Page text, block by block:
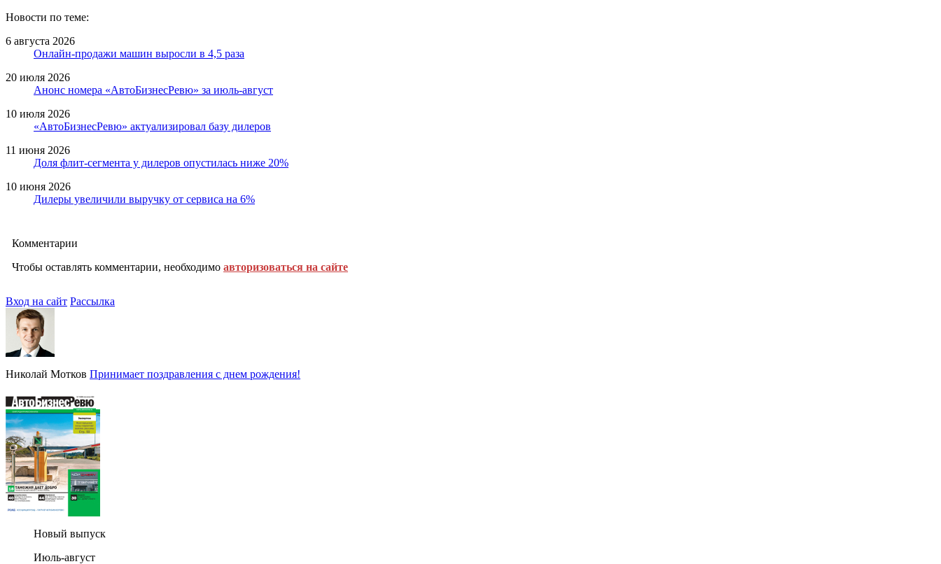
Новости по теме:
6 августа 2026
Онлайн-продажи машин выросли в 4,5 раза
20 июля 2026
Анонс номера «АвтоБизнесРевю» за июль-август
10 июля 2026
«АвтоБизнесРевю» актуализировал базу дилеров
11 июня 2026
Доля флит-сегмента у дилеров опустилась ниже 20%
10 июня 2026
Дилеры увеличили выручку от сервиса на 6%
Комментарии
Чтобы оставлять комментарии, необходимо авторизоваться на сайте
Вход на сайт Рассылка
Николай Мотков Принимает поздравления с днем рождения!
Новый выпуск
Июль-август